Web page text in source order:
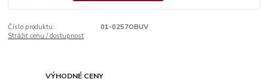
Číslo produktu:
01-0257OBUV
Strážiť cenu / dostupnosť
VÝHODNÉ CENY